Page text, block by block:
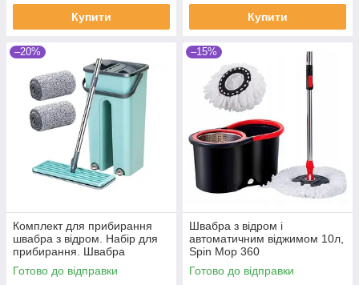
Купити Купити
–20%
Комплект для прибирання
швабра з відром. Набір для
прибирання. Швабра
Ледарка Cleaner 360 з
віджимом і відром 5.5 літрів
Готово до відправки
–15%
Швабра з відром і
автоматичним віджимом 10л,
Spin Mop 360
Готово до відправки